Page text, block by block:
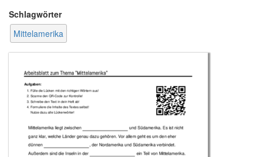
Schlagwörter
Mittelamerika